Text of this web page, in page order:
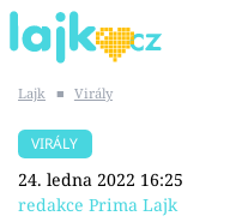
SHOPAHOLICADEL
Lajk ■ Virály
VIRÁLY
24. ledna 2022 16:25
redakce Prima Lajk